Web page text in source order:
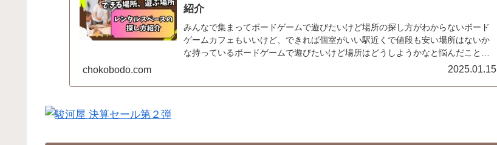
紹介
みんなで集まってボードゲームで遊びたいけど場所の探し方がわからないボード
ゲームカフェもいいけど、できれば個室がいい駅近くで値段も安い場所はないか
な持っているボードゲームで遊びたいけど場所はどうしようかなと悩んだことは
chokobodo.com 2025.01.15